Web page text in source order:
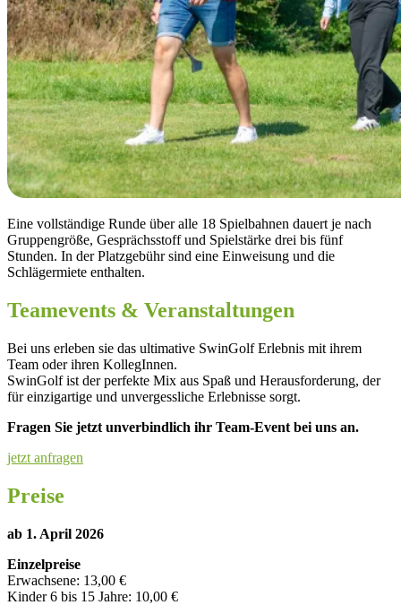
Eine vollständige Runde über alle 18 Spielbahnen dauert je nach
Gruppengröße, Gesprächsstoff und Spielstärke drei bis fünf
Stunden. In der Platzgebühr sind eine Einweisung und die
Schlägermiete enthalten.
Teamevents & Veranstaltungen
Bei uns erleben sie das ultimative SwinGolf Erlebnis mit ihrem
Team oder ihren KollegInnen.
SwinGolf ist der perfekte Mix aus Spaß und Herausforderung, der
für einzigartige und unvergessliche Erlebnisse sorgt.
Fragen Sie jetzt unverbindlich ihr Team-Event bei uns an.
jetzt anfragen
Preise
ab 1. April 2026
Einzelpreise
Erwachsene: 13,00 €
Kinder 6 bis 15 Jahre: 10,00 €